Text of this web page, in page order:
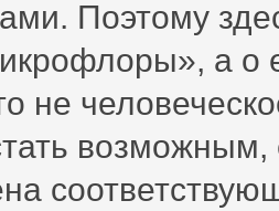
Поэтому
а о
не
возможным,